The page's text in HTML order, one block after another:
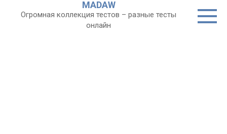
MADAW
Огромная коллекция тестов – разные тесты
онлайн